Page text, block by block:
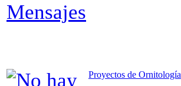
Proyectos de Ornitología